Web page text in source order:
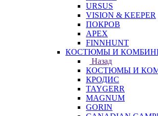
URSUS
VISION & KEEPER
ПОКРОВ
APEX
FINNHUNT
КОСТЮМЫ И
Назад
КОСТЮМЫ И
КРОДИС
TAYGERR
MAGNUM
GORIN